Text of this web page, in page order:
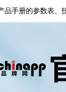
手册的参数表、